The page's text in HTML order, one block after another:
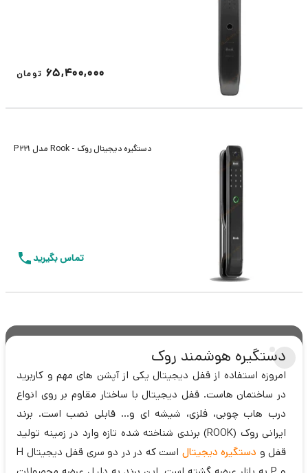
65,400,000 تومان
دستگیره دیجیتال روک - Rook مدل P221
تماس بگیرید
دستگیره هوشمند روک
امروزه استفاده از قفل دیجیتال یکی از آپشن های مهم و کاربرید
در ساختمان هاست. قفل دیجیتال با ساختار مقاوم بر روی انواع
درب هاب چوبی، فلزی، شیشه ای و... قابلی نصب است. برند
ایرانی روک (ROOK) برندی شناخته شده تازه وارد در زمینه تولید
قفل و دستگیره دیجیتال
است که در در دو سری قفل‌ دیجیتال H